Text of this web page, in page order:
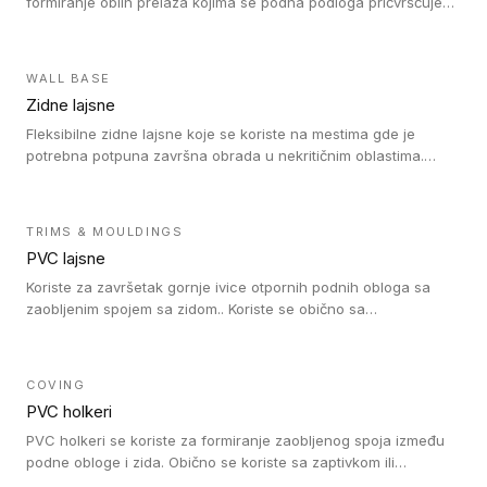
WALL BASE
Zidne lajsne
Fleksibilne zidne lajsne koje se koriste na mestima gde je
potrebna potpuna završna obrada u nekritičnim oblastima.
TRIMS & MOULDINGS
PVC lajsne
Koriste za završetak gornje ivice otpornih podnih obloga sa
zaobljenim spojem sa zidom.. Koriste se obično sa
rešenje).
COVING
PVC holkeri
PVC holkeri se koriste za formiranje zaobljenog spoja između
podne obloge i zida. Obično se koriste sa zaptivkom ili